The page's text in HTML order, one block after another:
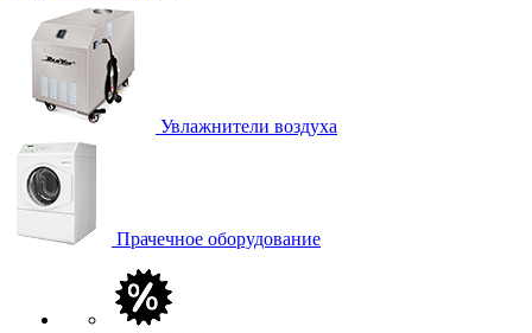
Увлажнители воздуха
Прачечное оборудование